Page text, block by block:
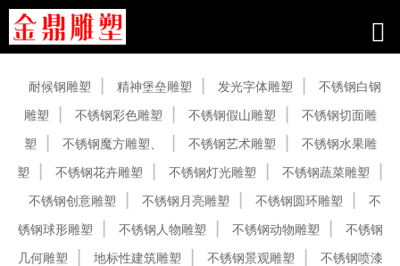
耐候钢雕塑 精神堡垒雕塑 发光字体雕塑
不锈钢白钢
雕塑
不锈钢彩色雕塑 不锈钢假山雕塑
不锈钢切面雕
塑
不锈钢魔方雕塑、 不锈钢艺术雕塑
不锈钢水果雕
塑
不锈钢花卉雕塑 不锈钢灯光雕塑
不锈钢蔬菜雕塑
不锈钢创意雕塑
不锈钢月亮雕塑 不锈钢圆环雕塑
不
锈钢球形雕塑
不锈钢人物雕塑 不锈钢动物雕塑
不锈钢
几何雕塑
地标性建筑雕塑 不锈钢景观雕塑
不锈钢喷漆